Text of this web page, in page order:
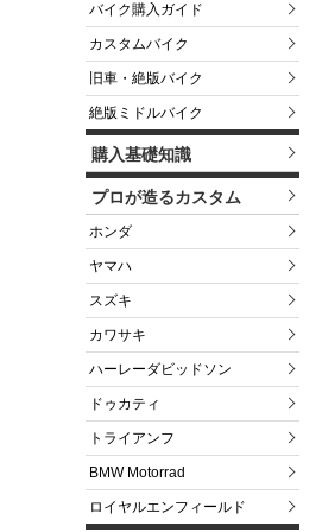
バイク購入ガイド
カスタムバイク
旧車・絶版バイク
絶版ミドルバイク
購入基礎知識
プロが造るカスタム
ホンダ
ヤマハ
スズキ
カワサキ
ハーレーダビッドソン
ドゥカティ
トライアンフ
BMW Motorrad
ロイヤルエンフィールド